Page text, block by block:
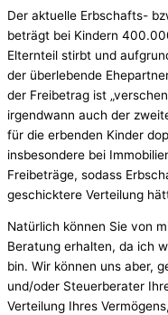
Der aktuelle Erbschafts-
beträgt bei Kindern
Elternteil stirbt und
der überlebende
der Freibetrag ist
irgendwann auch der
für die erbenden Kinder
insbesondere bei
Freibeträge, sodass
geschicktere Verteilung
Natürlich können Sie von
Beratung erhalten, da ich
bin. Wir können uns aber,
und/oder Steuerberater
Verteilung Ihres